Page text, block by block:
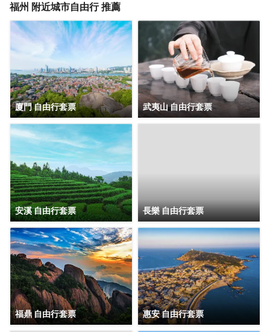
親的「兩岸同心石」等文化景點。遊客可
節，體驗原生態、淳樸的海島風情。景區
配備了完善的旅遊設施，遊客可以乘坐巴
士或自駕前往，步行或乘坐觀光車遊覽。
福州 附近城市自由行 推薦
廈門 自由行套票 武夷山 自由行套票
安溪 自由行套票 長樂 自由行套票
福鼎 自由行套票 惠安 自由行套票